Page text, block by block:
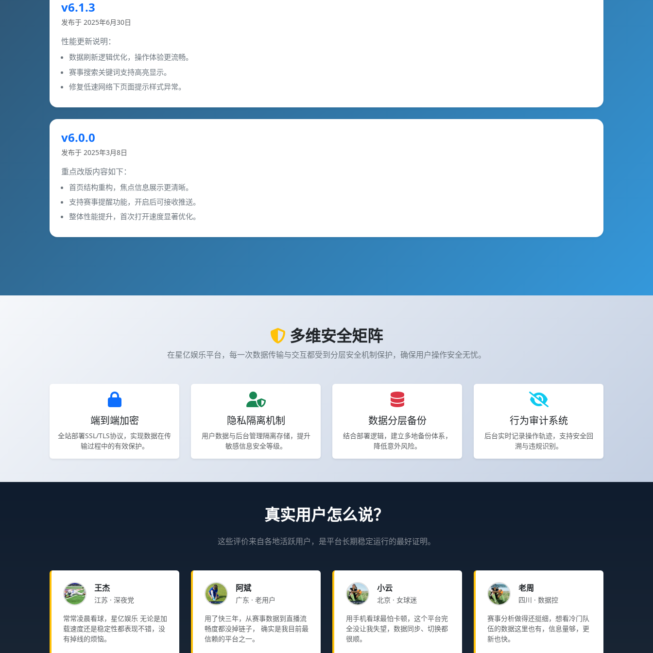
v6.1.3
发布于 2025年6月30日
性能更新说明：
数据刷新逻辑优化，操作体验更流畅。
赛事搜索关键词支持高亮显示。
修复低速网络下页面提示样式异常。
v6.0.0
发布于 2025年3月8日
重点改版内容如下：
首页结构重构，焦点信息展示更清晰。
支持赛事提醒功能，开启后可接收推送。
整体性能提升，首次打开速度显著优化。
多维安全矩阵
在星亿娱乐平台，每一次数据传输与交互都受到分层安全机制保护，确保用户操作安全无忧。
端到端加密
全站部署SSL/TLS协议，实现数据在传
输过程中的有效保护。
隐私隔离机制
用户数据与后台管理隔离存储，提升
敏感信息安全等级。
数据分层备份
结合部署逻辑，建立多地备份体系，
降低意外风险。
行为审计系统
后台实时记录操作轨迹，支持安全回
溯与违规识别。
真实用户怎么说？
这些评价来自各地活跃用户，是平台长期稳定运行的最好证明。
王杰
江苏 · 深夜党
常常凌晨看球，星亿娱乐 无论是加
载速度还是稳定性都表现不错，没
有掉线的烦恼。
阿斌
广东 · 老用户
用了快三年，从赛事数据到直播流
畅度都没掉链子， 确实是我目前最
信赖的平台之一。
小云
北京 · 女球迷
用手机看球最怕卡顿，这个平台完
全没让我失望，数据同步、切换都
很顺。
老周
四川 · 数据控
赛事分析做得还挺细，想看冷门队
伍的数据这里也有，信息量够，更
新也快。